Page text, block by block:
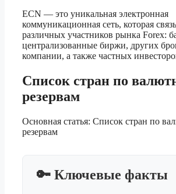
ECN — это уникальная электронная
коммуникационная сеть, которая
различных участников рынка Forex:
централизованные биржи, других
компании, а также частных
Список стран по
резервам
Основная статья: Список стран по
резервам
🔑 Ключевые факты